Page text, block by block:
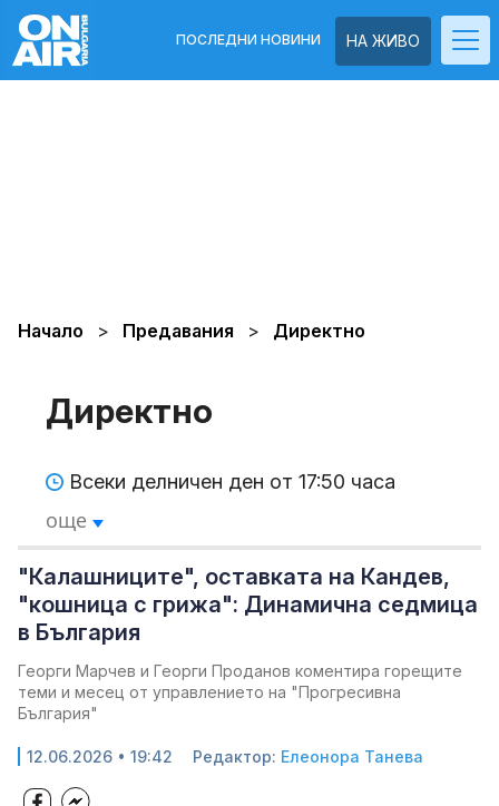
НА ЖИВО
ПОСЛЕДНИ НОВИНИ
Начало Предавания Директно
Директно
Всеки делничен ден от 17:50 часа
още
"Калашниците", оставката на Кандев,
"кошница с грижа": Динамична седмица
в България
Георги Марчев и Георги Проданов коментира горещите
теми и месец от управлението на "Прогресивна
България"
12.06.2026 • 19:42 Редактор: Елеонора Танева